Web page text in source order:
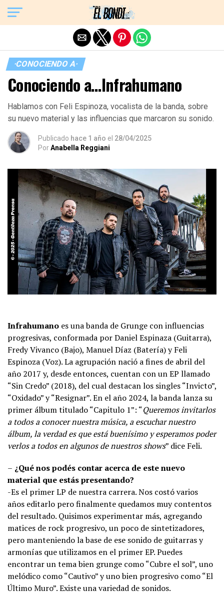
·CONOCIENDO A·
Conociendo a…Infrahumano
Hablamos con Feli Espinoza, vocalista de la banda, sobre
su nuevo material y las influencias que marcaron su sonido.
Publicado hace 1 año el 28/04/2025
PorAnabella Reggiani
Infrahumano es una banda de Grunge con influencias
progresivas, conformada por Daniel Espinaza (Guitarra),
Fredy Vivanco (Bajo), Manuel Díaz (Batería) y Feli
Espinoza (Voz). La agrupación nació a fines de abril del
año 2017 y, desde entonces, cuentan con un EP llamado
“Sin Credo” (2018), del cual destacan los singles “Invicto”,
“Oxidado” y “Resignar”. En el año 2024, la banda lanza su
primer álbum titulado “Capitulo 1”: “Queremos invitarlos
a todos a conocer nuestra música, a escuchar nuestro
álbum, la verdad es que está buenísimo y esperamos poder
verlos a todos en algunos de nuestros shows” dice Feli.
– ¿Qué nos podés contar acerca de este nuevo
material que estás presentando?
-Es el primer LP de nuestra carrera. Nos costó varios
años editarlo pero finalmente quedamos muy contentos
del resultado. Quisimos experimentar más, agregando
matices de rock progresivo, un poco de sintetizadores,
pero manteniendo la base de ese sonido de guitarras y
armonías que utilizamos en el primer EP. Puedes
encontrar un tema bien grunge como “Cubre el sol”, uno
melódico como “Cautivo” y uno bien progresivo como “El
Último Muro”. Existe una variedad de sonidos.
Exit mobile version